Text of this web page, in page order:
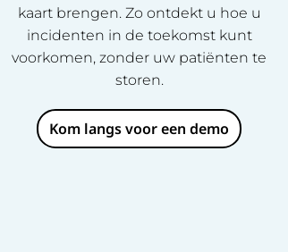
kaart brengen. Zo ontdekt u hoe u
incidenten in de toekomst kunt
voorkomen, zonder uw patiënten te
storen.
Kom langs voor een demo